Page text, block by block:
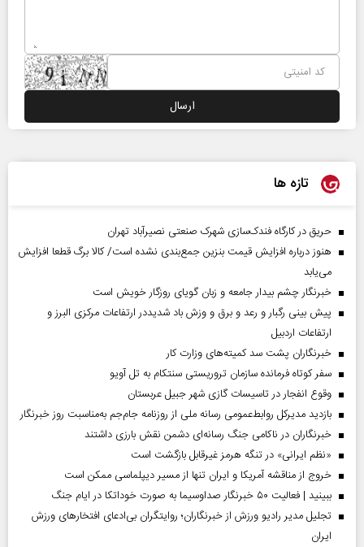
تازه ها
حریق در کارگاه فندک‌سازی شهرک صنعتی نصیرآباد تهران
هنوز درباره افزایش قیمت بنزین جمع‌بندی نشده است/ کالا برگ قطعا افزایش
می‌یابد
خبرنگار چشم بیدار جامعه و زبان گویای روزگار خویش است
پیش بینی رگبار و رعد و برق و وزش باد شدیددر ارتفاعات مرکزی البرز و
ارتفاعات اردبیل
خبرنگاران پشت سد کمیته‌های وزارت کار
سفر کوتاه فرمانده سازمان تروریستی سنتکام به تل آویو
وقوع انفجار در تاسیسات گازی شهر جبیل عربستان
بازدید مدیرکل روابط‌عمومی رسانه ملی از روزنامه جام‌جم به‌مناسبت روز خبرنگار
خبرنگاران در ناکامی جنگ رسانه‌ای دشمن نقش بارزی داشتند
«نظم ایرانی» در تنگه هرمز غیرقابل بازگشت است
خروج از مناقشه آمریکا و ایران تنها از مسیر دیپلماسی ممکن است
ببینید | فعالیت ۵۰ خبرنگار صداوسیما به صورت خوداتکا در ایام جنگ
تجلیل مدیر رادیو ورزش از خبرنگاران؛ روایتگران بی‌ادعای افتخارهای ورزش
ایران